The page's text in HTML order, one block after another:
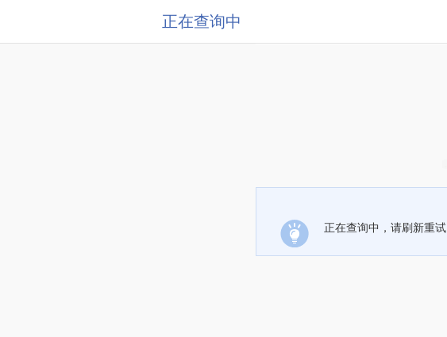
正在查询中
正在查询中，请刷新重试